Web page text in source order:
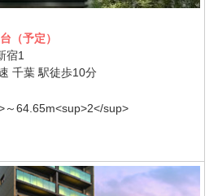
（予定）
宿1
千葉 駅徒歩10分
～64.65m<sup>2</sup>